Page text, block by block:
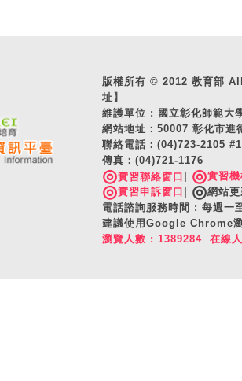
版權所有 © 2012 教育部
址】
維護單位 : 國立彰化師範大
網站地址：50007 彰化市進
聯絡電話：(04)723-2105
傳真：(04)721-1176
◎實習聯絡窗口 ◎實習
◎實習申訴窗口 ◎網站
電話諮詢服務時間 : 每週一
建議使用Google Chrome
瀏覽人數 : 1389284 在線